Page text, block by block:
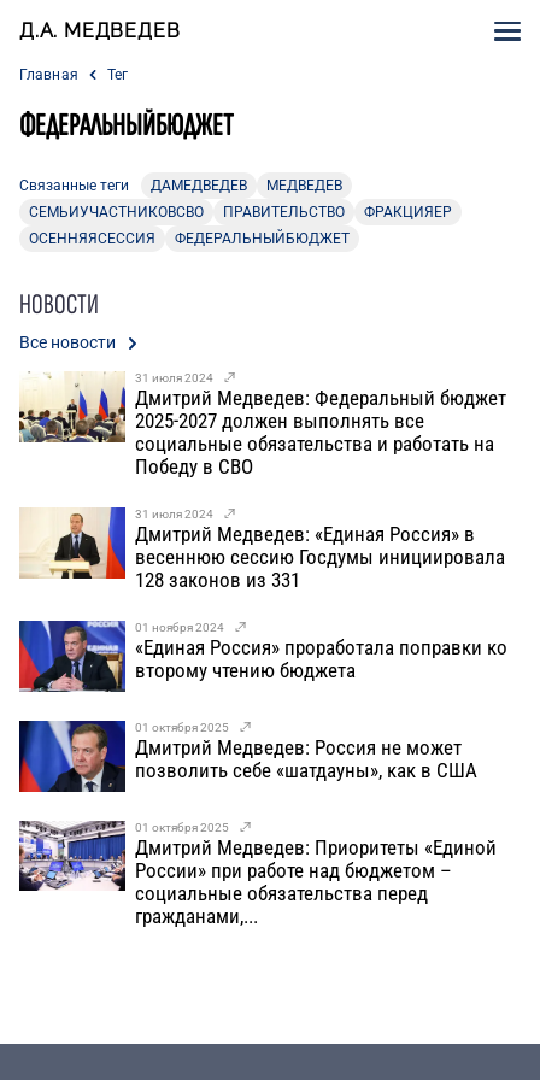
Д.А. МЕДВЕДЕВ
Главная Тег
ФЕДЕРАЛЬНЫЙБЮДЖЕТ
Связанные теги ДАМЕДВЕДЕВ
МЕДВЕДЕВ
СЕМЬИУЧАСТНИКОВСВО
ПРАВИТЕЛЬСТВО
ФРАКЦИЯЕР
ОСЕННЯЯСЕССИЯ
ФЕДЕРАЛЬНЫЙБЮДЖЕТ
НОВОСТИ
Все новости
31 июля 2024
Дмитрий Медведев: Федеральный бюджет
2025-2027 должен выполнять все
социальные обязательства и работать на
Победу в СВО
31 июля 2024
Дмитрий Медведев: «Единая Россия» в
весеннюю сессию Госдумы инициировала
128 законов из 331
01 ноября 2024
«Единая Россия» проработала поправки ко
второму чтению бюджета
01 октября 2025
Дмитрий Медведев: Россия не может
позволить себе «шатдауны», как в США
01 октября 2025
Дмитрий Медведев: Приоритеты «Единой
России» при работе над бюджетом –
социальные обязательства перед
гражданами,...